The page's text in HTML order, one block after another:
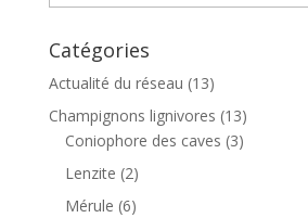
Catégories
Actualité du réseau (13)
Champignons lignivores (13)
Coniophore des caves (3)
Lenzite (2)
Mérule (6)